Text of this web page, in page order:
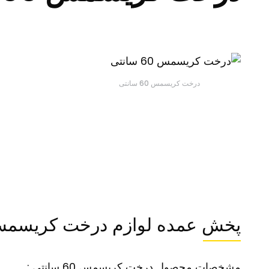
درخت کریسمس 60 سانتی
پخش عمده لوازم درخت کریسمس 60